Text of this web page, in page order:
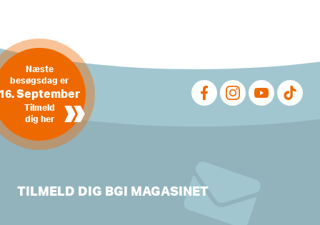
»
Næste
besøgsdag er
September
Tilmeld
dig her
TILMELD DIG BGI MAGASINET